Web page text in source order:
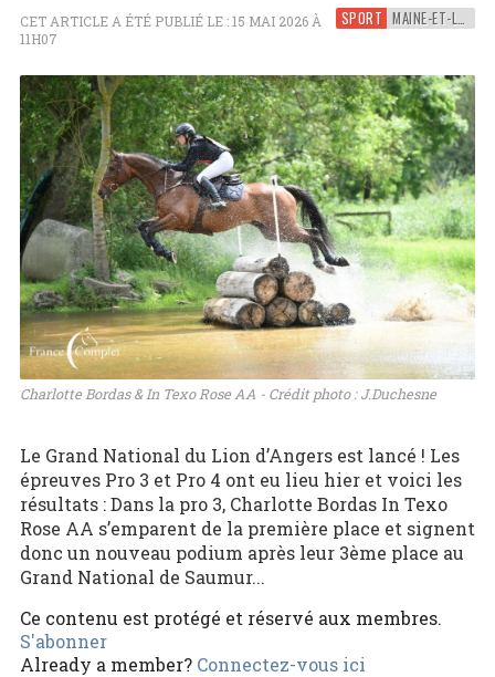
SPORT MAINE-ET-LOIRE
CET ARTICLE A ÉTÉ PUBLIÉ LE : 15 MAI 2026 À
11H07
Charlotte Bordas & In Texo Rose AA - Crédit photo : J.Duchesne
Le Grand National du Lion d’Angers est lancé ! Les
épreuves Pro 3 et Pro 4 ont eu lieu hier et voici les
résultats : Dans la pro 3, Charlotte Bordas In Texo
Rose AA s’emparent de la première place et signent
donc un nouveau podium après leur 3ème place au
Grand National de Saumur...
Ce contenu est protégé et réservé aux membres.
S'abonner
Already a member? Connectez-vous ici